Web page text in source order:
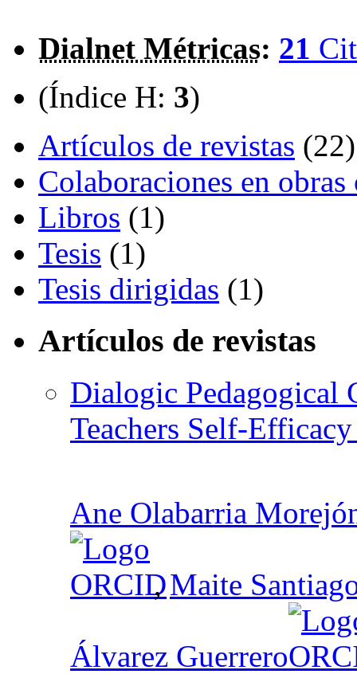
Dialnet Métricas: 21
(Índice H: 3)
Artículos de revistas (22)
Colaboraciones en
Libros (1)
Tesis (1)
Tesis dirigidas (1)
Artículos de revistas
Dialogic Pedagogical
Teachers Self-
Ane Olabarria
,Maite
Álvarez Guerrero